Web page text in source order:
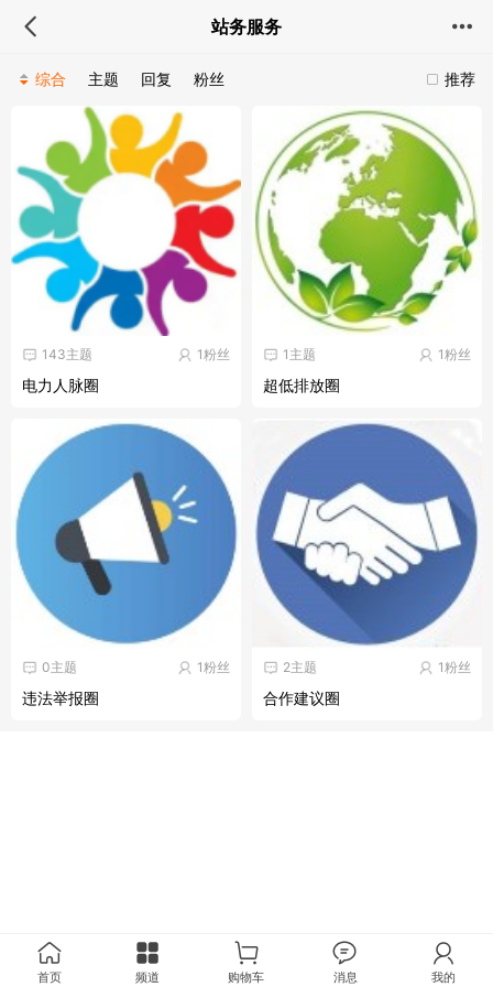
站务服务
推荐
综合 主题 回复 粉丝
1粉丝
143主题
电力人脉圈
1粉丝
1主题
超低排放圈
1粉丝
0主题
违法举报圈
1粉丝
2主题
合作建议圈
首页 频道 购物车 消息 我的